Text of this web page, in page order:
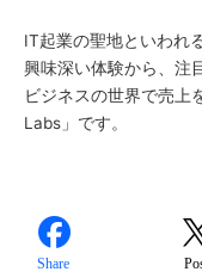
IT起業の聖地といわれ
興味深い体験から、注
ビジネスの世界で売上
Labs」です。
Share